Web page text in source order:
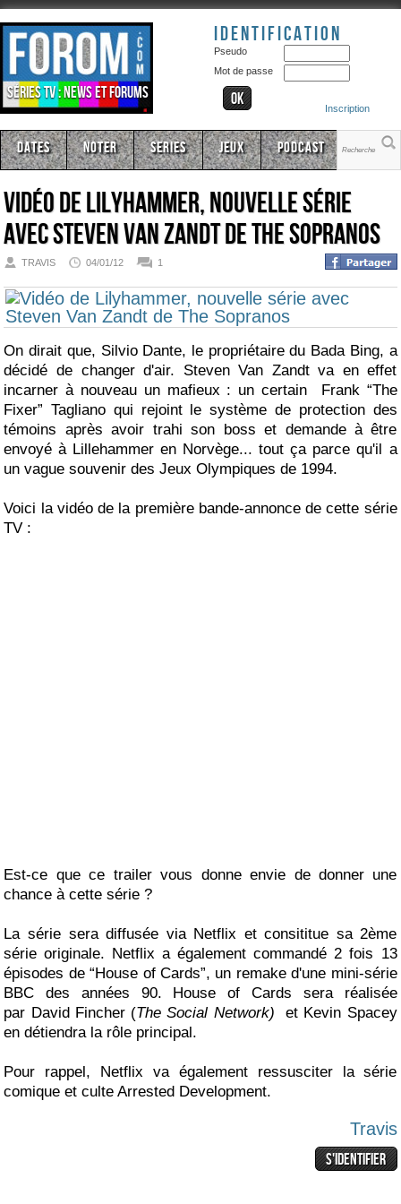
Séries TV : news et forums
Identification
Pseudo
Mot de passe
Inscription
Dates Noter Series Jeux Podcast
Vidéo de Lilyhammer, nouvelle série
avec Steven Van Zandt de The Sopranos
TRAVIS 04/01/12 1
On dirait que, Silvio Dante, le propriétaire du Bada Bing, a
décidé de changer d'air. Steven Van Zandt va en effet
incarner à nouveau un mafieux : un certain Frank “The
Fixer” Tagliano qui rejoint le système de protection des
témoins après avoir trahi son boss et demande à être
envoyé à Lillehammer en Norvège... tout ça parce qu'il a
un vague souvenir des Jeux Olympiques de 1994.
Voici la vidéo de la première bande-annonce de cette série
TV :
Est-ce que ce trailer vous donne envie de donner une
chance à cette série ?
La série sera diffusée via Netflix et consititue sa 2ème
série originale. Netflix a également commandé 2 fois 13
épisodes de “House of Cards”, un remake d'une mini-série
BBC des années 90. House of Cards sera réalisée
par David Fincher (The Social Network) et Kevin Spacey
en détiendra la rôle principal.
Pour rappel, Netflix va également ressusciter la série
comique et culte Arrested Development.
Travis